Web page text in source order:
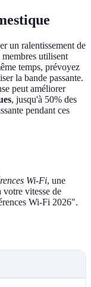
un ralentissement de
utilisent
temps, prévoyez
la bande passante.
peut améliorer
, jusqu'à 50% des
pendant ces
Wi-Fi, une
votre vitesse de
Wi-Fi 2026".